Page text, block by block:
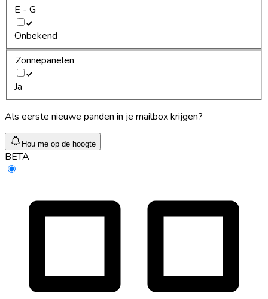
E - G
Onbekend
Zonnepanelen
Ja
Als eerste nieuwe panden in je mailbox krijgen?
Hou me op de hoogte
BETA